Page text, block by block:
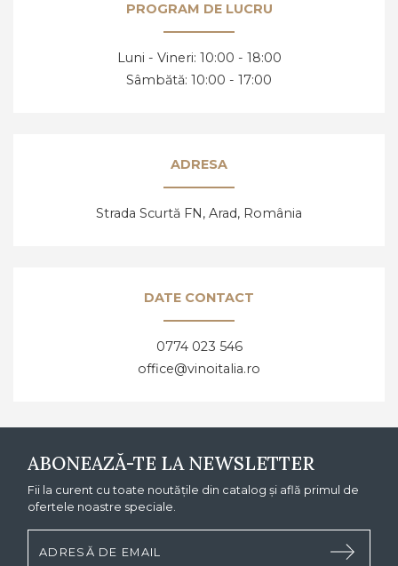
PROGRAM DE LUCRU
Luni - Vineri: 10:00 - 18:00
Sâmbătă: 10:00 - 17:00
ADRESA
Strada Scurtă FN, Arad, România
DATE CONTACT
0774 023 546
office@vinoitalia.ro
ABONEAZĂ-TE LA NEWSLETTER
Fii la curent cu toate noutățile din catalog și află primul de
ofertele noastre speciale.